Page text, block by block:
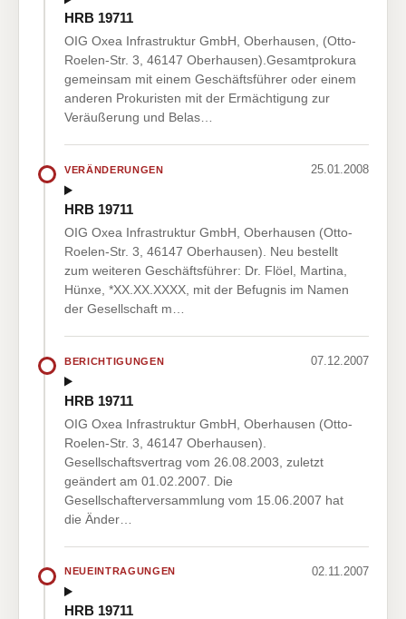
HRB 19711
OIG Oxea Infrastruktur GmbH, Oberhausen, (Otto-
Roelen-Str. 3, 46147 Oberhausen).Gesamtprokura
gemeinsam mit einem Geschäftsführer oder einem
anderen Prokuristen mit der Ermächtigung zur
Veräußerung und Belas…
VERÄNDERUNGEN 25.01.2008
HRB 19711
OIG Oxea Infrastruktur GmbH, Oberhausen (Otto-
Roelen-Str. 3, 46147 Oberhausen). Neu bestellt
zum weiteren Geschäftsführer: Dr. Flöel, Martina,
Hünxe, *XX.XX.XXXX, mit der Befugnis im Namen
der Gesellschaft m…
BERICHTIGUNGEN 07.12.2007
HRB 19711
OIG Oxea Infrastruktur GmbH, Oberhausen (Otto-
Roelen-Str. 3, 46147 Oberhausen).
Gesellschaftsvertrag vom 26.08.2003, zuletzt
geändert am 01.02.2007. Die
Gesellschafterversammlung vom 15.06.2007 hat
die Änder…
NEUEINTRAGUNGEN 02.11.2007
HRB 19711